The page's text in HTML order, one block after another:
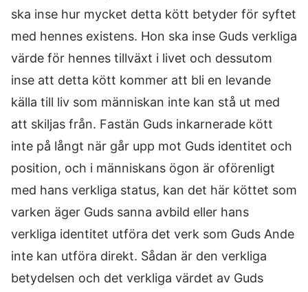
ska inse hur mycket detta kött betyder för syftet
med hennes existens. Hon ska inse Guds verkliga
värde för hennes tillväxt i livet och dessutom
inse att detta kött kommer att bli en levande
källa till liv som människan inte kan stå ut med
att skiljas från. Fastän Guds inkarnerade kött
inte på långt när går upp mot Guds identitet och
position, och i människans ögon är oförenligt
med hans verkliga status, kan det här köttet som
varken äger Guds sanna avbild eller hans
verkliga identitet utföra det verk som Guds Ande
inte kan utföra direkt. Sådan är den verkliga
betydelsen och det verkliga värdet av Guds